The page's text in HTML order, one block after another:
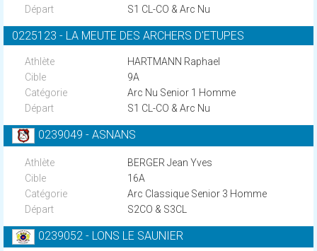
S1 CL-CO & Arc Nu
0225123 - LA MEUTE DES ARCHERS D'ETUPES
HARTMANN Raphael
9A
Arc Nu Senior 1 Homme
S1 CL-CO & Arc Nu
0239049 - ASNANS
BERGER Jean Yves
16A
Arc Classique Senior 3 Homme
S2CO & S3CL
0239052 - LONS LE SAUNIER